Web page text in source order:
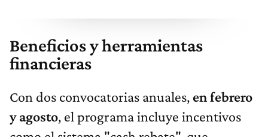
Beneficios y herramientas
financieras
Con dos convocatorias anuales, en febrero
y agosto, el programa incluye incentivos